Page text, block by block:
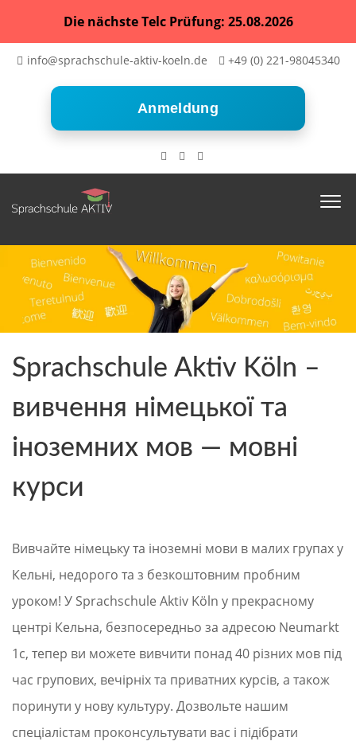
Die nächste Telc Prüfung: 25.08.2026
info@sprachschule-aktiv-koeln.de +49 (0) 221-98045340
Anmeldung
Sprachschule Aktiv Köln –
вивчення німецької та
іноземних мов — мовні
курси
Вивчайте німецьку та іноземні мови в малих групах у
Кельні, недорого та з безкоштовним пробним
уроком! У Sprachschule Aktiv Köln у прекрасному
центрі Кельна, безпосередньо за адресою Neumarkt
1c, тепер ви можете вивчити понад 40 різних мов під
час групових, вечірніх та приватних курсів, а також
поринути у нову культуру. Дозвольте нашим
спеціалістам проконсультувати вас і підібрати